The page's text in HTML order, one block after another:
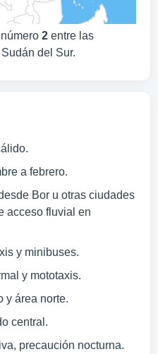
2 entre las
del Sur.
a febrero.
Bor u otras ciudades
acceso fluvial en
y minibuses.
y mototaxis.
y área norte.
central.
precaución nocturna.